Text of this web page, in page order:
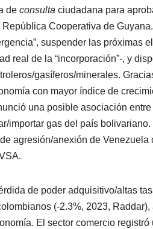
de consulta ciudadana para
Cooperativa de
suspender las próximas
real de la “incorporación”-, y
gasíferos/minerales.
con mayor índice de
una posible asociación
importar gas del país
agresión/anexión de Venezuela
de poder adquisitivo/altas
(-2.3%, 2023, Raddar),
El sector comercio